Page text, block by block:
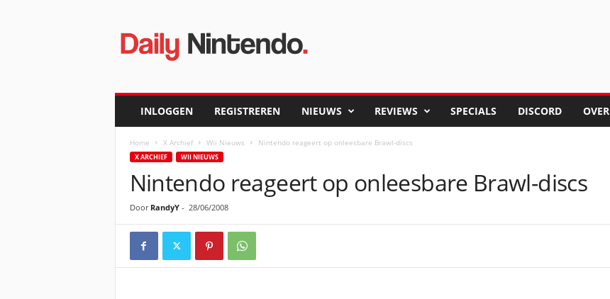
INLOGGEN REGISTREREN NIEUWS REVIEWS SPECIALS DISCORD OVER
Home X Archief Wii Nieuws Nintendo reageert op onleesbare Brawl-discs
X ARCHIEF WII NIEUWS
Nintendo reageert op onleesbare Brawl-discs
Door RandyY- 28/06/2008